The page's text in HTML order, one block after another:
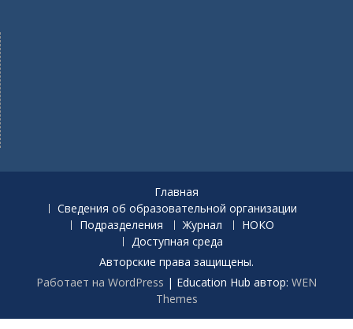
Главная
Сведения об образовательной организации
Подразделения
Журнал
НОКО
Доступная среда
Авторские права защищены.
Работает на WordPress | Education Hub автор: WEN
Themes